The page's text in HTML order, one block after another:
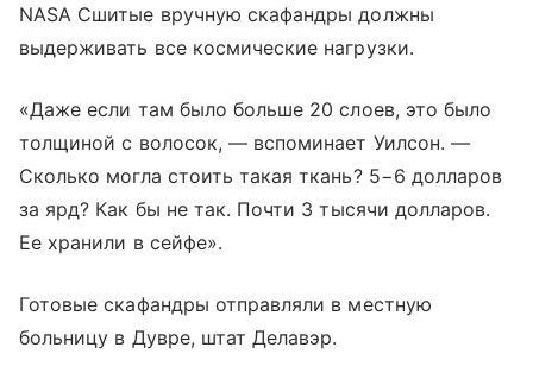
NASA Сшитые вручную скафандры должны
выдерживать все космические нагрузки.
«Даже если там было больше 20 слоев, это было
толщиной с волосок, — вспоминает Уилсон. —
Сколько могла стоить такая ткань? 5−6 долларов
за ярд? Как бы не так. Почти 3 тысячи долларов.
Ее хранили в сейфе».
Готовые скафандры отправляли в местную
больницу в Дувре, штат Делавэр.